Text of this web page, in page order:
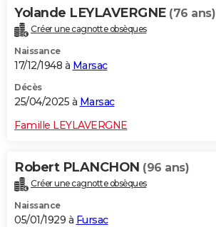
Yolande LEYLAVERGNE (76 ans)
Créer une cagnotte obsèques
Naissance
17/12/1948 à Marsac
Décès
25/04/2025 à Marsac
Famille LEYLAVERGNE
Robert PLANCHON (96 ans)
Créer une cagnotte obsèques
Naissance
05/01/1929 à Fursac